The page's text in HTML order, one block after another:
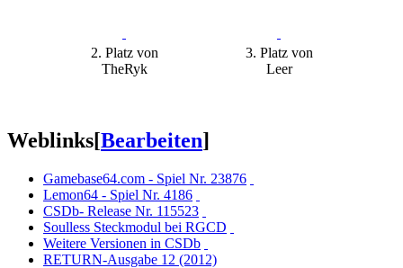
2. Platz von
TheRyk
3. Platz von
Leer
Weblinks[Bearbeiten]
Gamebase64.com - Spiel Nr. 23876
Lemon64 - Spiel Nr. 4186
CSDb- Release Nr. 115523
Soulless Steckmodul bei RGCD
Weitere Versionen in CSDb
RETURN-Ausgabe 12 (2012)